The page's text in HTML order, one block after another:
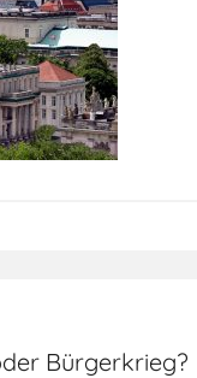
Bürgerkrieg?